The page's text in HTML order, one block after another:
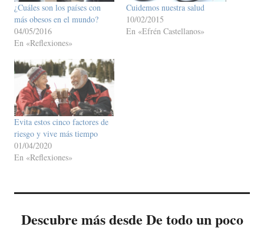
¿Cuáles son los países con
más obesos en el mundo?
04/05/2016
En «Reflexiones»
Cuidemos nuestra salud
10/02/2015
En «Efrén Castellanos»
Evita estos cinco factores de
riesgo y vive más tiempo
01/04/2020
En «Reflexiones»
Descubre más desde De todo un poco